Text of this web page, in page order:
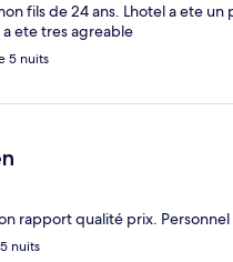
fils de 24 ans. Lhotel a ete un
ete tres agreable
5 nuits
rapport qualité prix.
nuits